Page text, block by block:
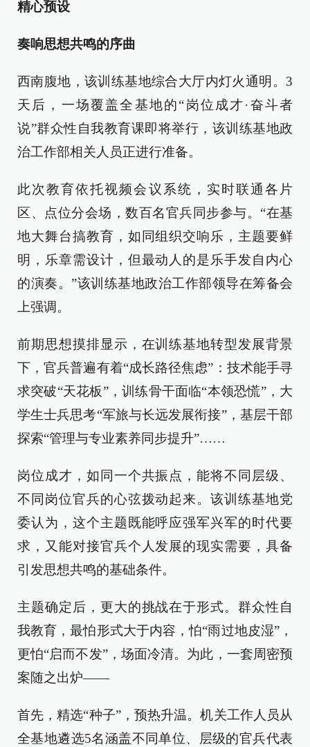
精心预设
奏响思想共鸣的序曲
西南腹地，该训练基地综合大厅内灯火通明。3
天后，一场覆盖全基地的“岗位成才·奋斗者
说”群众性自我教育课即将举行，该训练基地政
治工作部相关人员正进行准备。
此次教育依托视频会议系统，实时联通各片
区、点位分会场，数百名官兵同步参与。“在基
地大舞台搞教育，如同组织交响乐，主题要鲜
明，乐章需设计，但最动人的是乐手发自内心
的演奏。”该训练基地政治工作部领导在筹备会
上强调。
前期思想摸排显示，在训练基地转型发展背景
下，官兵普遍有着“成长路径焦虑”：技术能手寻
求突破“天花板”，训练骨干面临“本领恐慌”，大
学生士兵思考“军旅与长远发展衔接”，基层干部
探索“管理与专业素养同步提升”……
岗位成才，如同一个共振点，能将不同层级、
不同岗位官兵的心弦拨动起来。该训练基地党
委认为，这个主题既能呼应强军兴军的时代要
求，又能对接官兵个人发展的现实需要，具备
引发思想共鸣的基础条件。
主题确定后，更大的挑战在于形式。群众性自
我教育，最怕形式大于内容，怕“雨过地皮湿”，
更怕“启而不发”，场面冷清。为此，一套周密预
案随之出炉——
首先，精选“种子”，预热升温。机关工作人员从
全基地遴选5名涵盖不同单位、层级的官兵代表